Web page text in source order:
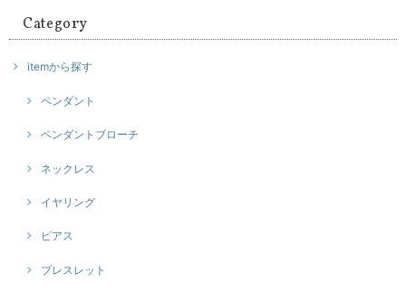
Category
itemから探す
ペンダント
ペンダントブローチ
ネックレス
イヤリング
ピアス
ブレスレット